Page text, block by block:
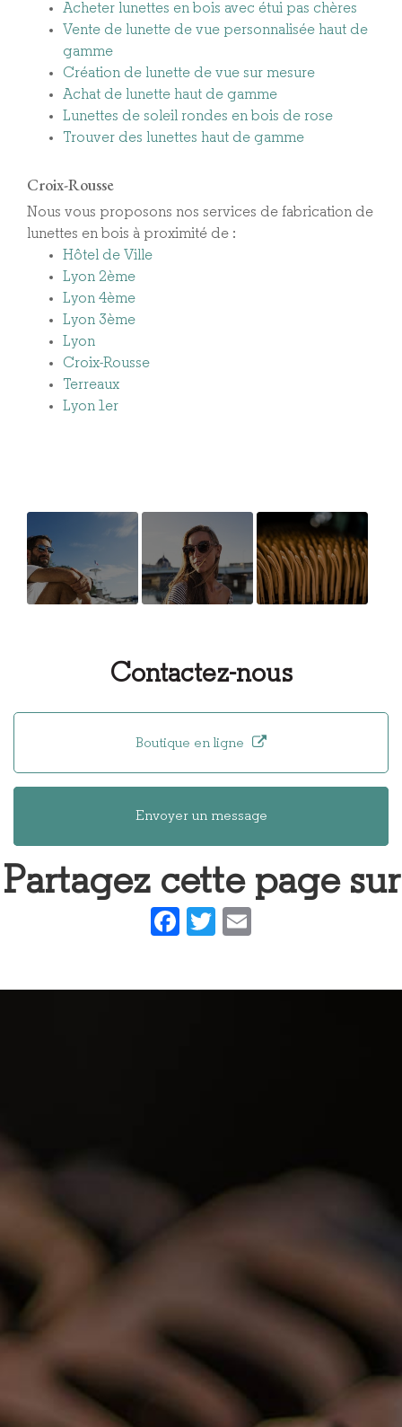
Acheter lunettes en bois avec étui pas chères
Vente de lunette de vue personnalisée haut de
gamme
Création de lunette de vue sur mesure
Achat de lunette haut de gamme
Lunettes de soleil rondes en bois de rose
Trouver des lunettes haut de gamme
Croix-Rousse
Nous vous proposons nos services de fabrication de
lunettes en bois à proximité de :
Hôtel de Ville
Lyon 2ème
Lyon 4ème
Lyon 3ème
Lyon
Croix-Rousse
Terreaux
Lyon 1er
Contactez-nous
Boutique en ligne
Envoyer un message
Partagez cette page sur
Facebook
Twitter